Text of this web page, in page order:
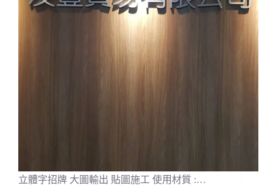
立體字招牌 大圖輸出 貼圖施工 使用材質 :…